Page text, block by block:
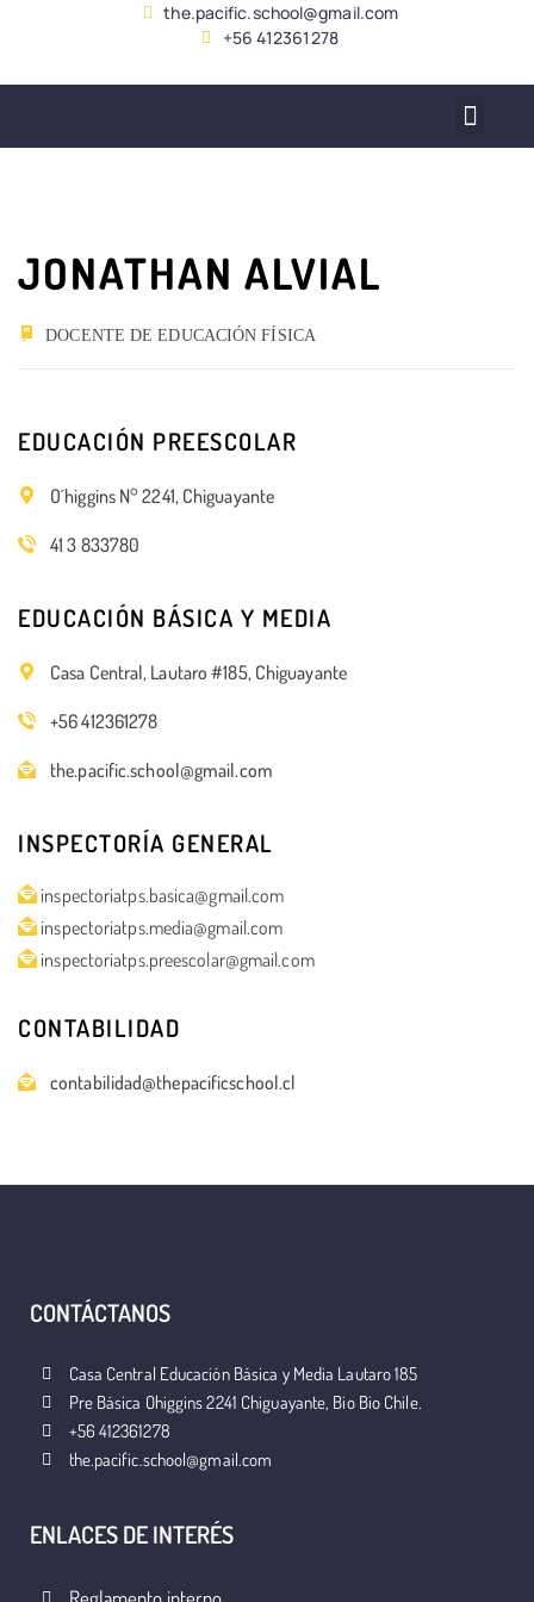
the.pacific.school@gmail.com
+56 412361278
JONATHAN ALVIAL
DOCENTE DE EDUCACIÓN FÍSICA
EDUCACIÓN PREESCOLAR
O´higgins N° 2241, Chiguayante
41 3 833780
EDUCACIÓN BÁSICA Y MEDIA
Casa Central, Lautaro #185, Chiguayante
+56 412361278
the.pacific.school@gmail.com
INSPECTORÍA GENERAL
inspectoriatps.basica@gmail.com
inspectoriatps.media@gmail.com
inspectoriatps.preescolar@gmail.com
CONTABILIDAD
contabilidad@thepacificschool.cl
CONTÁCTANOS
Casa Central Educación Básica y Media Lautaro 185
Pre Básica Ohiggins 2241 Chiguayante, Bio Bio Chile.
+56 412361278
the.pacific.school@gmail.com
ENLACES DE INTERÉS